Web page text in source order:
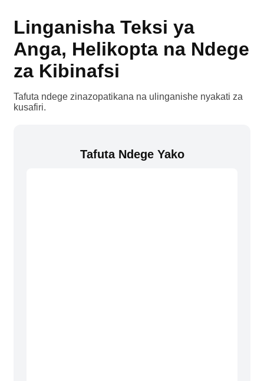
Linganisha Teksi ya
Anga, Helikopta na Ndege
za Kibinafsi
Tafuta ndege zinazopatikana na ulinganishe nyakati za
kusafiri.
Tafuta Ndege Yako